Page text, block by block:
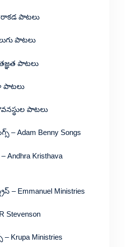
రాకడ పాటలు
పాటలు
పాటలు
పాటలు
పాటలు
– Adam Benny Songs
– Andhra Kristhava
– Emmanuel Ministries
Stevenson
Krupa Ministries